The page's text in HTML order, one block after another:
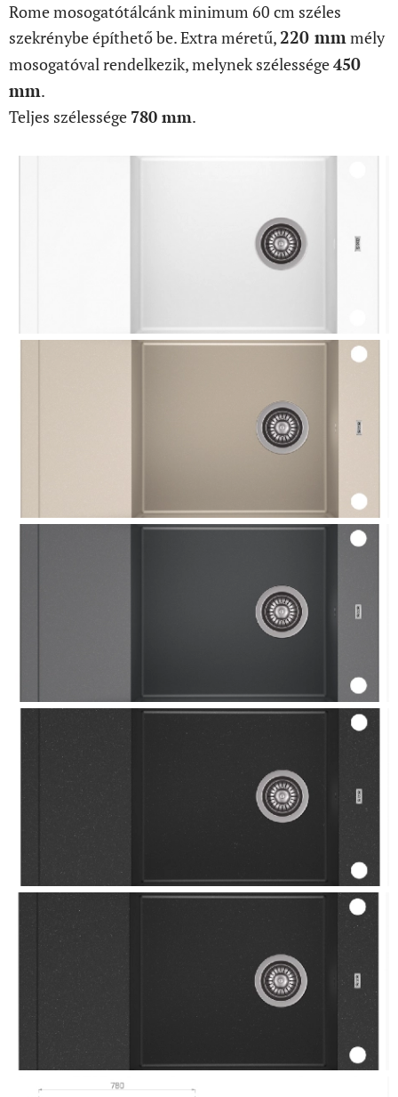
Rome mosogatótálcánk minimum 60 cm széles
szekrénybe építhető be. Extra méretű,220 mmmély
mosogatóval rendelkezik, melynek szélessége450
mm.
Teljes szélessége 780 mm.